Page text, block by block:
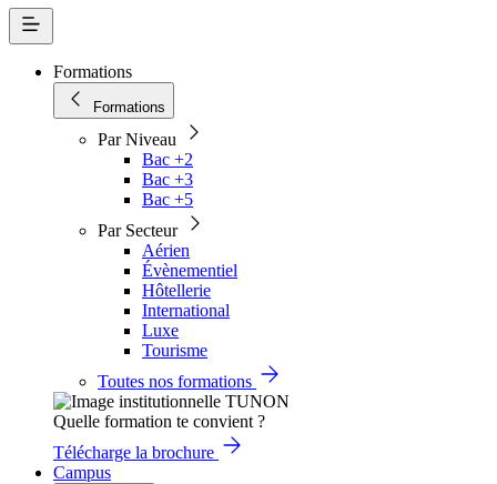
Formations
Formations
Par Niveau
Bac +2
Bac +3
Bac +5
Par Secteur
Aérien
Évènementiel
Hôtellerie
International
Luxe
Tourisme
Toutes nos formations
Quelle formation te convient ?
Télécharge la brochure
Campus